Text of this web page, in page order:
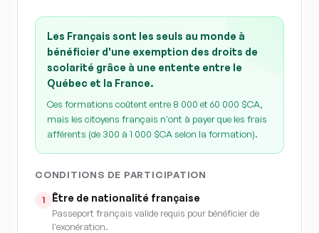
Les Français sont les seuls au monde à
bénéficier d'une exemption des droits de
scolarité grâce à une entente entre le
Québec et la France.
Ces formations coûtent entre 8 000 et 60 000 $CA,
mais les citoyens français n'ont à payer que les frais
afférents (de 300 à 1 000 $CA selon la formation).
CONDITIONS DE PARTICIPATION
1 Être de nationalité française
Passeport français valide requis pour bénéficier de
l'exonération.